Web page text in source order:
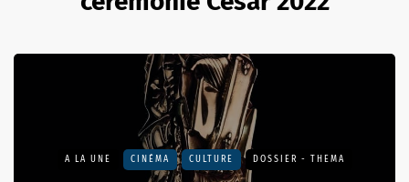
A LA UNE CINÉMA CULTURE DOSSIER - THEMA